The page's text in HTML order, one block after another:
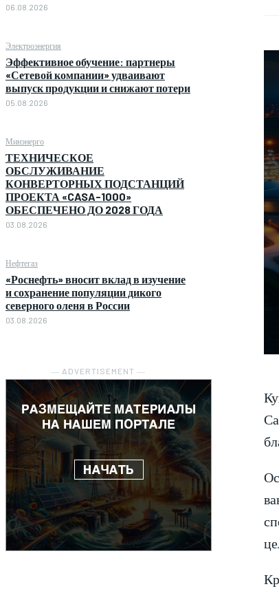
06.08.2026
Электроэнергия
Эффективное обучение: партнеры
«Сетевой компании» удваивают
выпуск продукции и снижают потери
05.08.2026
Минэнерго
ТЕХНИЧЕСКОЕ
ОБСЛУЖИВАНИЕ
КОНВЕРТОРНЫХ ПОДСТАНЦИЙ
ПРОЕКТА «CASA-1000»
ОБЕСПЕЧЕНО ДО 2028 ГОДА
03.08.2026
Нефтегаз
«Роснефть» вносит вклад в изучение
и сохранение популяции дикого
северного оленя в России
03.08.2026
― ADVERTISEMENT ―